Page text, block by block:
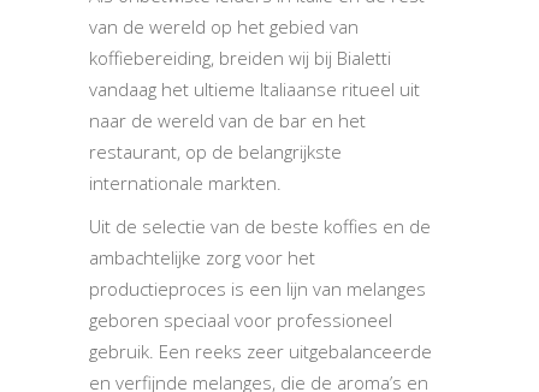
van de wereld op het gebied van
koffiebereiding, breiden wij bij Bialetti
vandaag het ultieme Italiaanse ritueel uit
naar de wereld van de bar en het
restaurant, op de belangrijkste
internationale markten.
Uit de selectie van de beste koffies en de
ambachtelijke zorg voor het
productieproces is een lijn van melanges
geboren speciaal voor professioneel
gebruik. Een reeks zeer uitgebalanceerde
en verfijnde melanges, die de aroma’s en